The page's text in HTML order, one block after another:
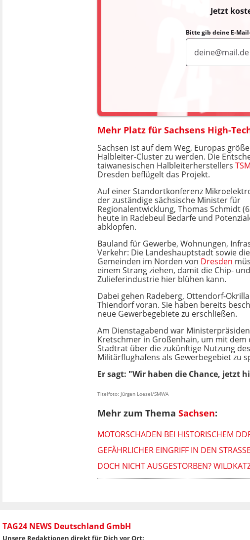
Jetzt
Bitte gib deine E-
Mehr Platz für Sachsens High-
Sachsen ist auf dem Weg, Europas
Halbleiter-Cluster zu werden. Die
taiwanesischen Halbleiterherstellers
Dresden beflügelt das Projekt.
Auf einer Standortkonferenz
der zuständige sächsische Minister für
Regionalentwicklung, Thomas Schmidt
heute in Radebeul Bedarfe und
abklopfen.
Bauland für Gewerbe, Wohnungen,
Verkehr: Die Landeshauptstadt sowie die
Gemeinden im Norden von Dresden
einem Strang ziehen, damit die Chip-
Zulieferindustrie hier blühen kann.
Dabei gehen Radeberg, Ottendorf-
Thiendorf voran. Sie haben bereits
neue Gewerbegebiete zu erschließen.
Am Dienstagabend war
Kretschmer in Großenhain, um mit dem
Stadtrat über die zukünftige Nutzung
Militärflughafens als Gewerbegebiet zu
Er sagt: "Wir haben die Chance, jetzt
Titelfoto: Jürgen Loesel/SMWA
Mehr zum Thema Sachsen:
MOTORSCHADEN BEI HISTORISCHEM
GEFÄHRLICHER EINGRIFF IN DEN
DOCH NICHT AUSGESTORBEN?
TAG24 NEWS Deutschland GmbH
Unsere Redaktionen direkt für Dich vor Ort: